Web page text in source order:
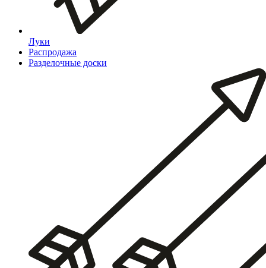
Луки
Распродажа
Разделочные доски